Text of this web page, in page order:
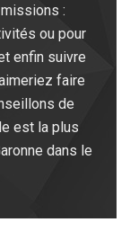
:
ou pour
enfin suivre
faire
de
est la plus
dans le